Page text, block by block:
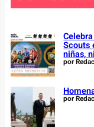
h
Scouts
niñas,
por
por